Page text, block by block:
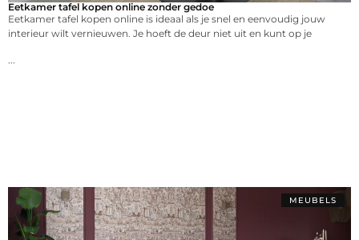
Eetkamer tafel kopen online zonder gedoe
Eetkamer tafel kopen online is ideaal als je snel en eenvoudig jouw
interieur wilt vernieuwen. Je hoeft de deur niet uit en kunt op je
MEUBELS